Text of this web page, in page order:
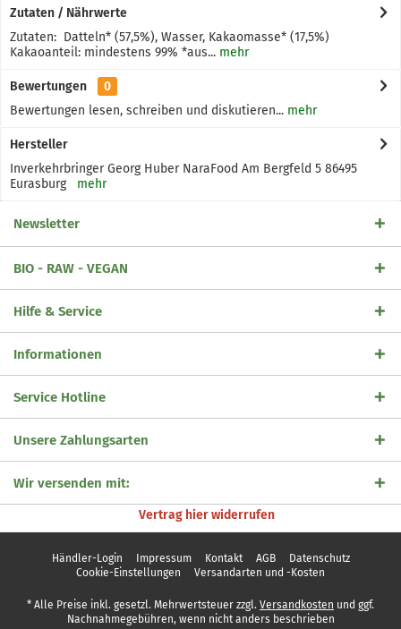
Zutaten / Nährwerte
Zutaten: Datteln* (57,5%), Wasser, Kakaomasse* (17,5%)
Kakaoanteil: mindestens 99% *aus... mehr
Bewertungen
0
Bewertungen lesen, schreiben und diskutieren... mehr
Hersteller
Inverkehrbringer Georg Huber NaraFood Am Bergfeld 5 86495
Eurasburg mehr
Newsletter
BIO - RAW - VEGAN
Hilfe & Service
Informationen
Service Hotline
Unsere Zahlungsarten
Wir versenden mit:
Vertrag hier widerrufen
Händler-Login Impressum Kontakt AGB
Datenschutz
Cookie-Einstellungen
Versandarten und -Kosten
* Alle Preise inkl. gesetzl. Mehrwertsteuer zzgl. Versandkosten und ggf.
Nachnahmegebühren, wenn nicht anders beschrieben